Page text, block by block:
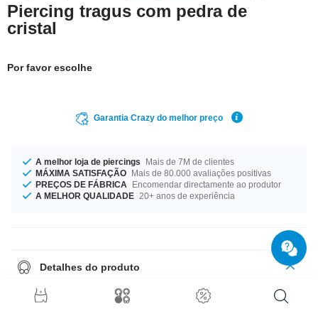
Piercing tragus com pedra de
cristal
Por favor escolhe
Garantia Crazy do melhor preço
A melhor loja de piercings
Mais de 7M de clientes
MÁXIMA SATISFAÇÃO Mais de 80.000 avaliações positivas
PREÇOS DE FÁBRICA
Encomendar directamente ao produtor
A MELHOR QUALIDADE 20+ anos de experiência
Detalhes do produto
Fundamental para todas as caixas de piercings. Este Barbell de aço
cirúrgico brilhante é muito simples e tem uma pedra de cristal. Não te